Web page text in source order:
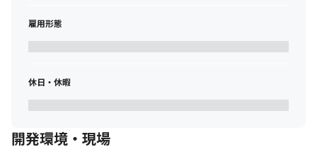
を牽引します。
キテクチャ設計・実装をリード
ロダクトチーム）で活用できるAI開発基盤を構築
Terraform を用いた IaC の推進と CI/CD パイプラインの整備
ら、他者をリスペクトしつつ適切にコミュニケーションができる
雇用形態
休日・休暇
開発環境・現場